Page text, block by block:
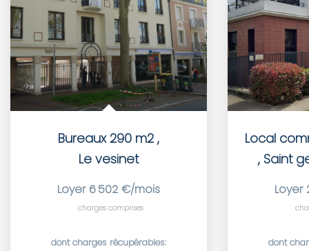
Bureaux 290 m2 ,
Le vesinet
Loyer 6 502 €/mois
charges comprises
dont charges récupérables:
, Saint
Loyer
dont